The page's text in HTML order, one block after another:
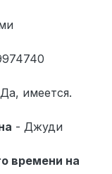
имеется.
- Джуди
времени на